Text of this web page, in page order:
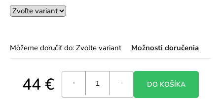
Môžeme doručiť do: Zvoľte variant Možnosti doručenia
44 € DO KOŠÍKA
o
č
a